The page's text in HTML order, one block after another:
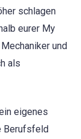
schlagen
eurer My
und
als
eigenes
Berufsfeld